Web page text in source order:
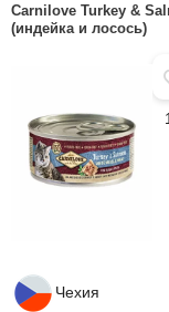
Carnilove Turkey &
(индейка и лосось)
Чехия